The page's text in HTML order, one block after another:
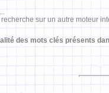
sur un autre moteur
des mots clés présents